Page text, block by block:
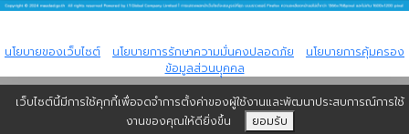
นโยบายของเว็บไซต์
นโยบายการรักษาความมั่นคงปลอดภัย
นโยบายการคุ้มครอง
ข้อมูลส่วนบุุคคล
เว็บไซต์นี้มีการใช้คุกกี้เพื่อจดจำการตั้งค่าของผู้ใช้งานและพัฒนาประสบการณ์การใช้
งานของคุณให้ดียิ่งขึ้น
ยอมรับ